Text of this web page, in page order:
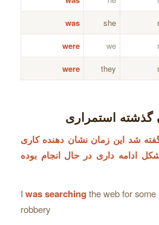
she
was
we
were
they
were
گذشته استمراری
گفته شد این زمان نشان دهنده کاری
ادامه داری در حال انجام بوده
I was searching the web for
robbery